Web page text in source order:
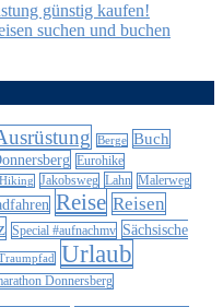
günstig kaufen!
suchen und buchen
Berge Buch
Eurohike
Hiking Jakobsweg Lahn Malerweg
Reise Reisen
Special #aufnachmv Sächsische
Urlaub
Donnersberg